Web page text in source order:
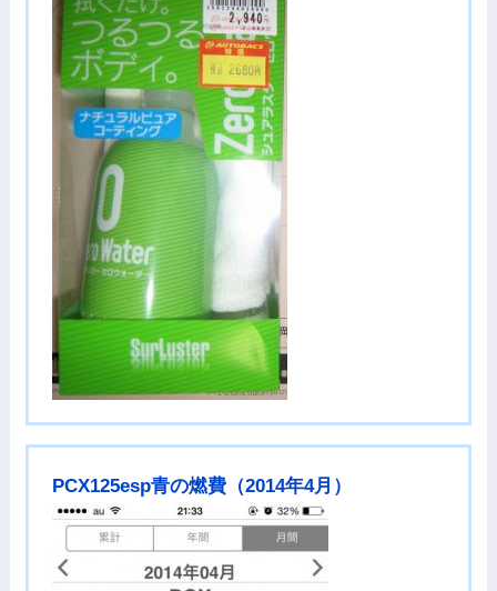
PCX125esp青の燃費（2014年4月）